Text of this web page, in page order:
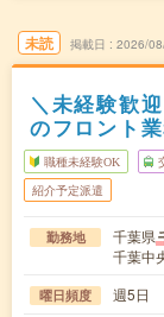
未読 掲載日 2026/
＼未経験歓
のフロント
職種未経験OK
紹介予定派遣
勤務地 千葉県
千葉中
曜日頻度 週5日